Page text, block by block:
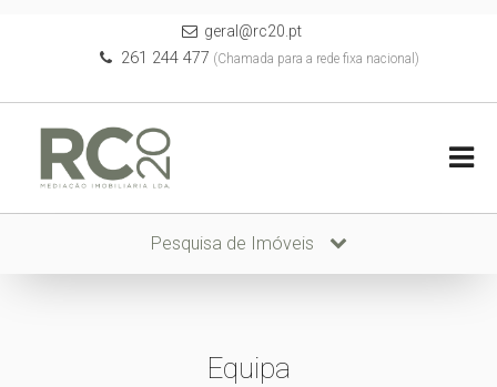
geral@rc20.pt
261 244 477 (Chamada para a rede fixa nacional)
Pesquisa de Imóveis
Equipa